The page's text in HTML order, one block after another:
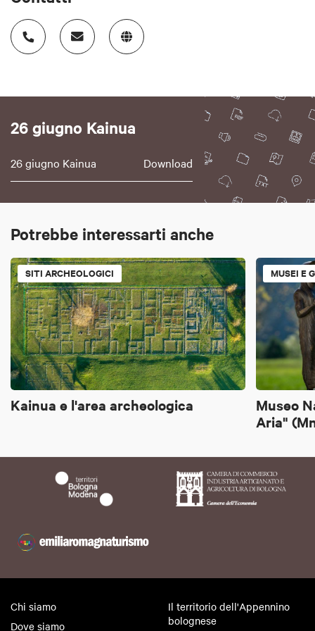
26 giugno Kainua
26 giugno Kainua Download
Potrebbe interessarti anche
SITI ARCHEOLOGICI
Kainua e l'area archeologica
MUSEI E
Museo
Aria"
Chi siamo
Dove siamo
Il territorio dell'Appennino
bolognese